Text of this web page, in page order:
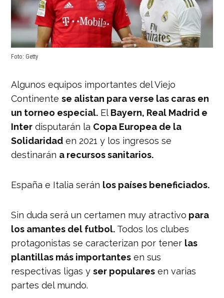
Foto: Getty
Algunos equipos importantes del Viejo
Continentese alistan para verse las caras en
un torneo especial. El Bayern, Real Madrid e
Inter disputarán la Copa Europea de la
Solidaridad en 2021 y los ingresos se
destinarán a recursos sanitarios.
España e Italia serán los países beneficiados.
Sin duda será un certamen muy atractivo para
los amantes del futbol. Todos los clubes
protagonistas se caracterizan por tener las
plantillas más importantes en sus
respectivas ligas yser populares en varias
partes del mundo.